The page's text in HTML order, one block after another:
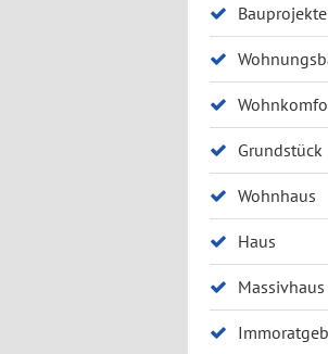
Bauprojekte
Grundstück
Wohnhaus
Haus
Massivhaus